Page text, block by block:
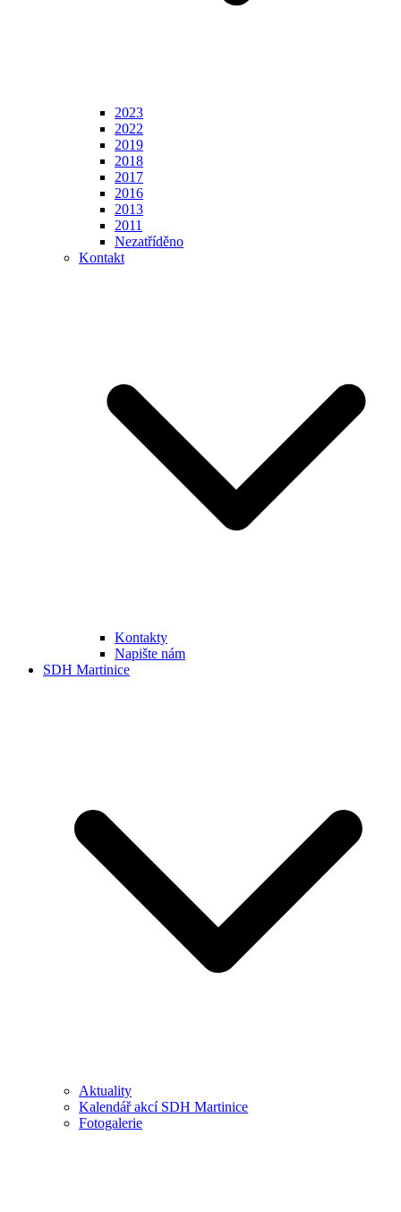
2023
2022
2019
2018
2017
2016
2013
2011
Nezatříděno
Kontakt
Kontakty
Napište nám
SDH Martinice
Aktuality
Kalendář akcí SDH Martinice
Fotogalerie